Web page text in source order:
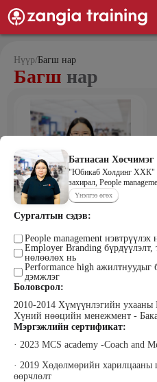
Батнасан Хосчимэг
"Юбикаб Холдинг ХХК"
захирал, People
Үнэлгээ өгөх
Сургалтын сэдэв:
People management нэвтрүүлэх
Employer Branding бүрдүүлэлт,
нөлөөлөх нь
Performance high ажилтнуудыг
дэмжлэг
Боловсрол:
2010-2014 Хүмүүнлэгийн ухааны
Хүний нөөцийн менежмент -
Мэргэжлийн сертификат:
· 2023 MCS academy -Coach and
· 2019 Хөдөлмөрийн харилцааны
өөрчлөлт
Нүүр/Багш нар
Багш нар
Батнасан Хосчимэг
"Юбикаб Холдинг ХХК" Хүний үйл
People management implemationer
Бүх эрх хуулиар хамгаалагдсан. © Zangia